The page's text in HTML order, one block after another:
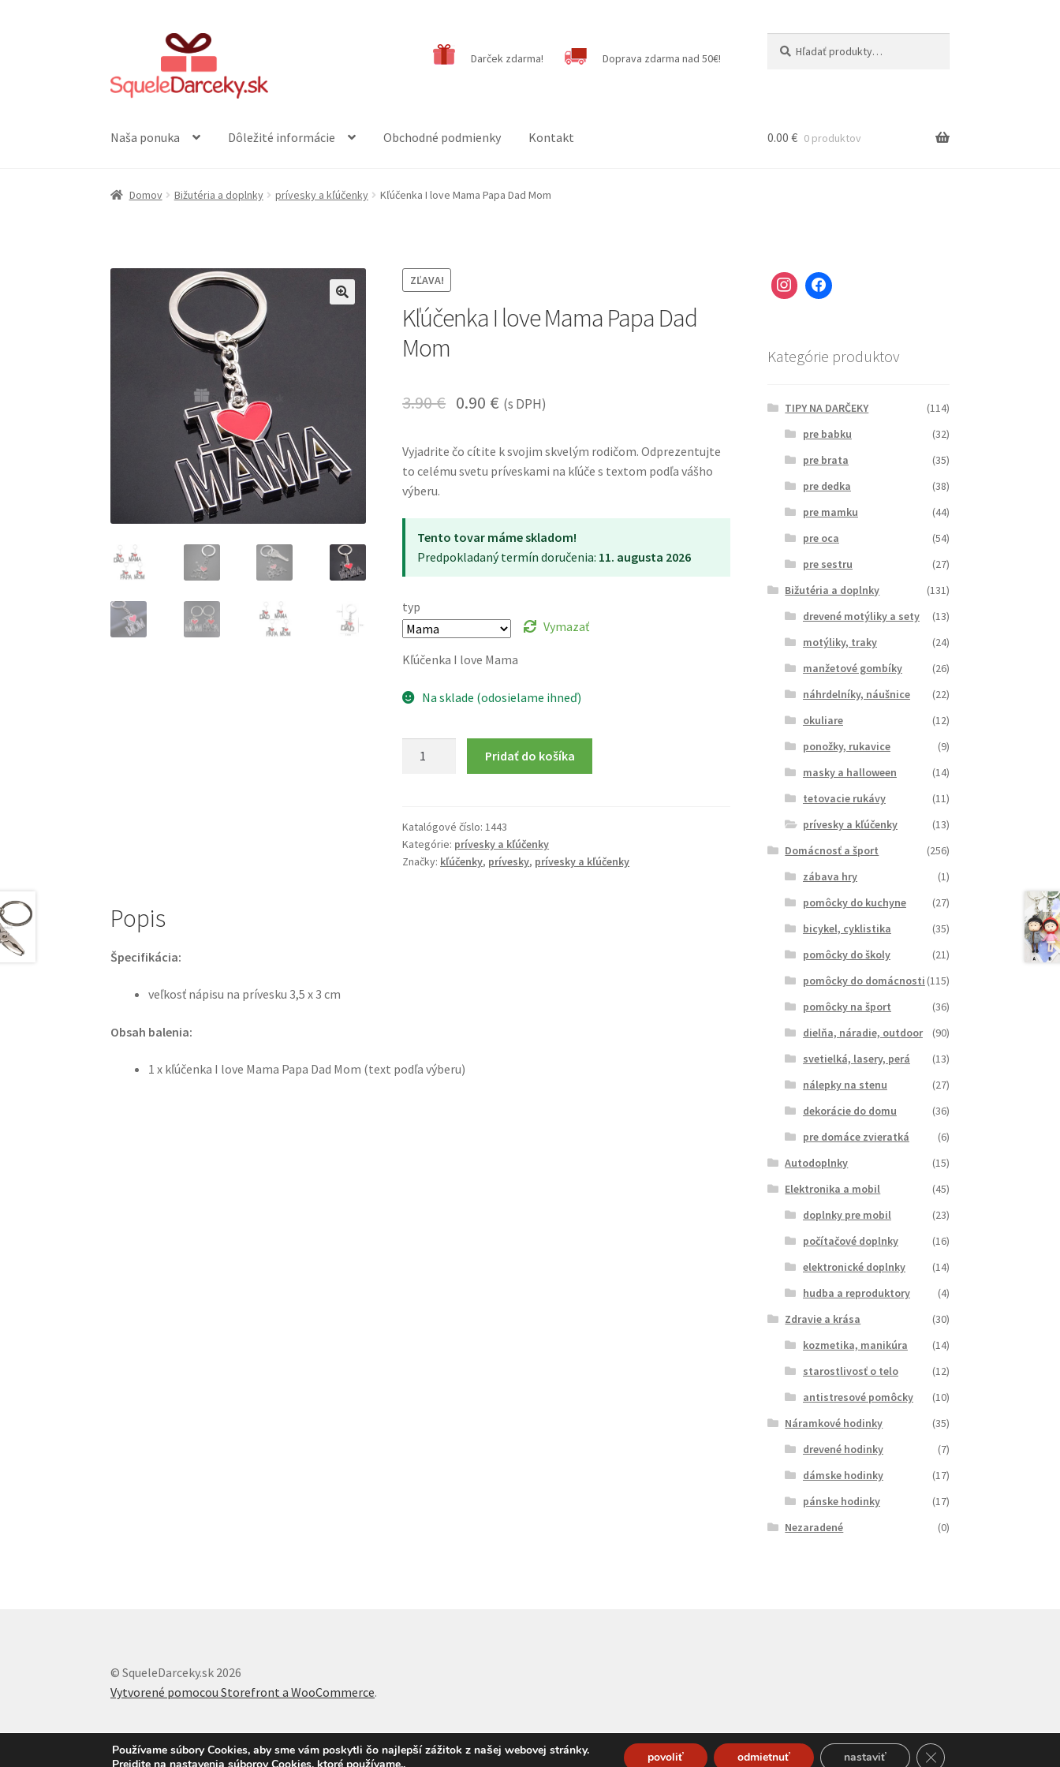
navigáciu
obsah
Darček zdarma! Doprava zdarma nad 50€!
Naša ponuka Dôležité informácie Obchodné podmienky Kontakt 0.00 € 0 produktov
Domov Bižutéria a doplnky prívesky a kľúčenky Kľúčenka I love Mama Papa Dad Mom
ZĽAVA!
Kľúčenka I love Mama Papa Dad
Mom
3.90€ 0.90 € (s DPH)
Vyjadrite čo cítite k svojim skvelým rodičom. Odprezentujte
to celému svetu príveskami na kľúče s textom podľa vášho
výberu.
Tento tovar máme skladom!
Predpokladaný termín doručenia: 11. augusta 2026
typ
Vymazať
Kľúčenka I love Mama
Na sklade (odosielame ihneď)
Mama
Papa
Dad
Pridať do košíka
Katalógové číslo:1443
Kategórie: prívesky a kľúčenky
Značky: kľúčenky, prívesky, prívesky a kľúčenky
Popis
Špecifikácia:
veľkosť nápisu na prívesku 3,5 x 3 cm
Obsah balenia:
1 x kľúčenka I love Mama Papa Dad Mom (text podľa výberu)
Kategórie produktov
TIPY NA DARČEKY
(114)
pre babku
(32)
pre brata
(35)
pre dedka
(38)
pre mamku
(44)
pre oca
(54)
pre sestru
(27)
Bižutéria a doplnky
(131)
drevené motýliky a sety
(13)
motýliky, traky
(24)
manžetové gombíky
(26)
náhrdelníky, náušnice
(22)
okuliare
(12)
ponožky, rukavice
(9)
masky a halloween
(14)
tetovacie rukávy
(11)
prívesky a kľúčenky
(13)
Domácnosť a šport
(256)
zábava hry
(1)
pomôcky do kuchyne
(27)
bicykel, cyklistika
(35)
pomôcky do školy
(21)
pomôcky do domácnosti (115)
pomôcky na šport
(36)
dielňa, náradie, outdoor
(90)
svetielká, lasery, perá
(13)
nálepky na stenu
(27)
dekorácie do domu
(36)
pre domáce zvieratká
(6)
Autodoplnky
(15)
Elektronika a mobil
(45)
doplnky pre mobil
(23)
počítačové doplnky
(16)
elektronické doplnky
(14)
hudba a reproduktory
(4)
Zdravie a krása
(30)
kozmetika, manikúra
(14)
starostlivosť o telo
(12)
antistresové pomôcky
(10)
Náramkové hodinky
(35)
drevené hodinky
(7)
dámske hodinky
(17)
pánske hodinky
(17)
Nezaradené
(0)
© SqueleDarceky.sk 2026
Vytvorené pomocou Storefront a WooCommerce.
Používame súbory Cookies, aby sme vám poskytli čo najlepší zážitok z našej webovej stránky.
povoliť odmietnuť nastaviť Close GDPR Cookie